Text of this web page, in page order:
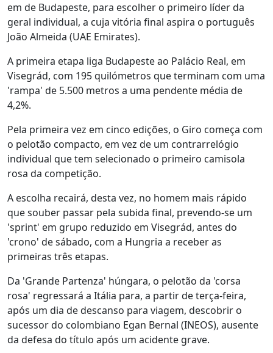
em de Budapeste, para escolher o primeiro líder da
geral individual, a cuja vitória final aspira o português
João Almeida (UAE Emirates).
A primeira etapa liga Budapeste ao Palácio Real, em
Visegrád, com 195 quilómetros que terminam com uma
'rampa' de 5.500 metros a uma pendente média de
4,2%.
Pela primeira vez em cinco edições, o Giro começa com
o pelotão compacto, em vez de um contrarrelógio
individual que tem selecionado o primeiro camisola
rosa da competição.
A escolha recairá, desta vez, no homem mais rápido
que souber passar pela subida final, prevendo-se um
'sprint' em grupo reduzido em Visegrád, antes do
'crono' de sábado, com a Hungria a receber as
primeiras três etapas.
Da 'Grande Partenza' húngara, o pelotão da 'corsa
rosa' regressará a Itália para, a partir de terça-feira,
após um dia de descanso para viagem, descobrir o
sucessor do colombiano Egan Bernal (INEOS), ausente
da defesa do título após um acidente grave.